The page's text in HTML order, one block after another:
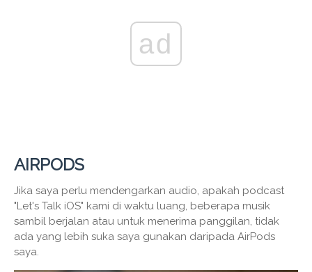
ad
AIRPODS
Jika saya perlu mendengarkan audio, apakah podcast
"Let's Talk iOS" kami di waktu luang, beberapa musik
sambil berjalan atau untuk menerima panggilan, tidak
ada yang lebih suka saya gunakan daripada AirPods
saya.